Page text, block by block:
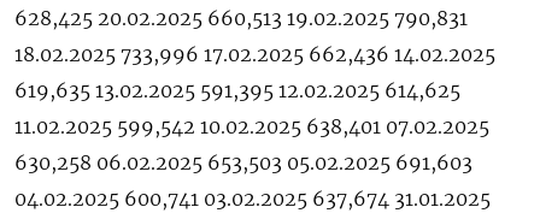
628,425 20.02.2025 660,513 19.02.2025 790,831
18.02.2025 733,996 17.02.2025 662,436 14.02.2025
619,635 13.02.2025 591,395 12.02.2025 614,625
11.02.2025 599,542 10.02.2025 638,401 07.02.2025
630,258 06.02.2025 653,503 05.02.2025 691,603
04.02.2025 600,741 03.02.2025 637,674 31.01.2025